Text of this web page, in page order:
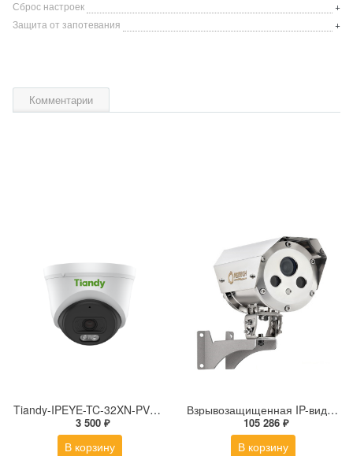
Сброс настроек
+
Защита от запотевания
+
Комментарии
Tiandy-IPEYE-TC-32XN-PVZ 2Мп купольная «турель» IP камера с фиксированным объективом, серия SPARK со встроенным агентом IPEYE для ПВЗ
3 500 ₽
В корзину
Взрывозащищенная IP-видеокамера Релион Релион-Exd-Н-100-ИК-IP5Мп2.7-13.5Z-PoE-SD-МК-TR
105 286 ₽
В корзину